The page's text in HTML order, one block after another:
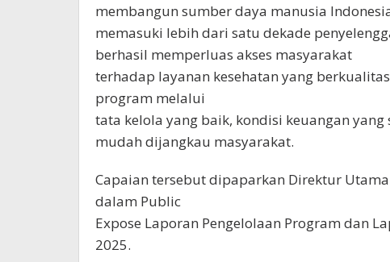
membangun sumber daya manusia
memasuki lebih dari satu dekade
berhasil memperluas akses masyarakat
terhadap layanan kesehatan yang
program melalui
tata kelola yang baik, kondisi keuangan
mudah dijangkau masyarakat.
Capaian tersebut dipaparkan Direktur Utama
dalam Public
Expose Laporan Pengelolaan Program dan
2025.